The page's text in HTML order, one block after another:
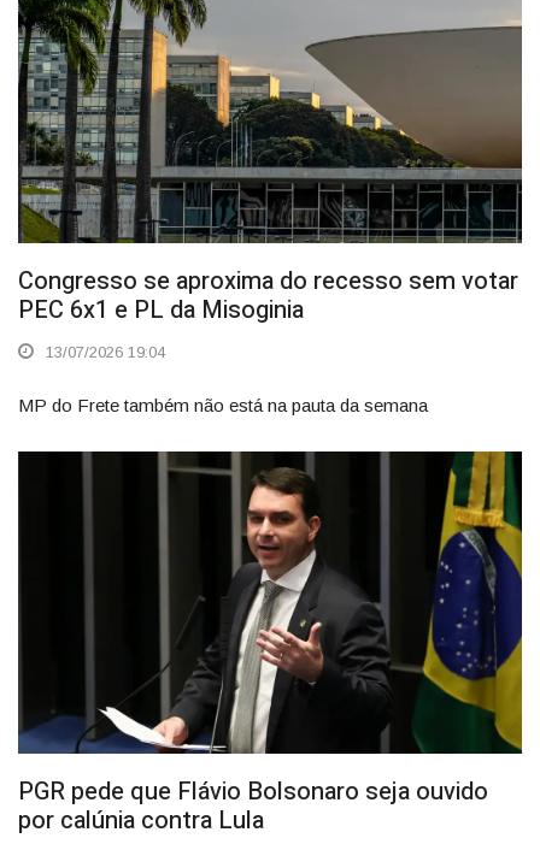
Congresso se aproxima do recesso sem votar
PEC 6x1 e PL da Misoginia
13/07/2026 19:04
MP do Frete também não está na pauta da semana
PGR pede que Flávio Bolsonaro seja ouvido
por calúnia contra Lula